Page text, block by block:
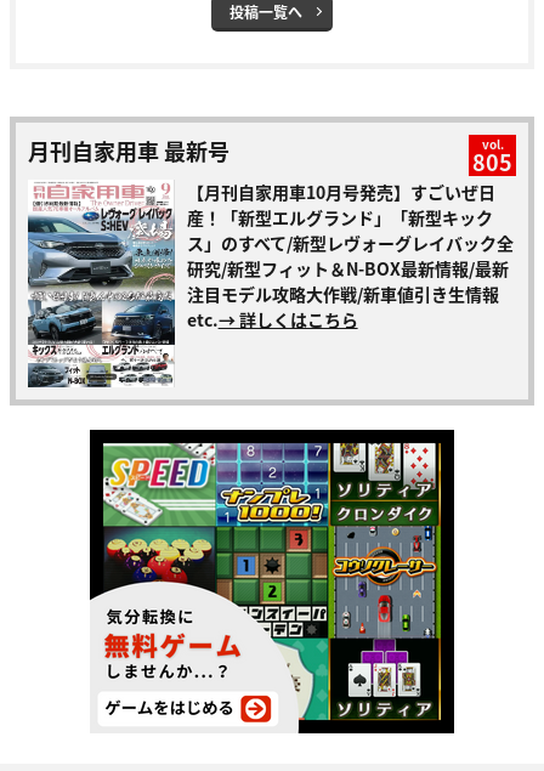
投稿一覧へ
月刊自家用車 最新号 vol.
805
【月刊自家用車10月号発売】すごいぜ日
産！「新型エルグランド」「新型キック
ス」のすべて/新型レヴォーグレイバック全
研究/新型フィット＆N-BOX最新情報/最新
注目モデル攻略大作戦/新車値引き生情報
etc.→ 詳しくはこちら